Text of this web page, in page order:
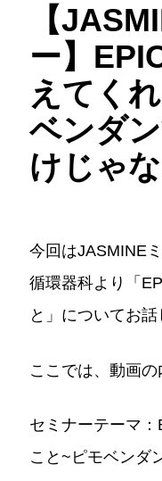
【
ー】
えてく
ベンダ
けじゃ
今回はJASMINE
循環器科より「
と」についてお話
ここでは、動画の
セミナーテーマ
こと~ピモベンダ